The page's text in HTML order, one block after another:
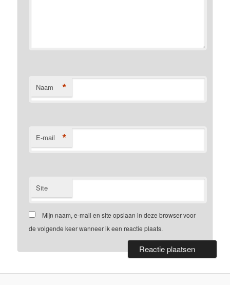
Naam *
E-mail *
Site
Mijn naam, e-mail en site opslaan in deze browser voor
de volgende keer wanneer ik een reactie plaats.